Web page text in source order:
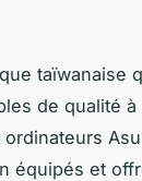
taïwanaise
de qualité à
équipés et